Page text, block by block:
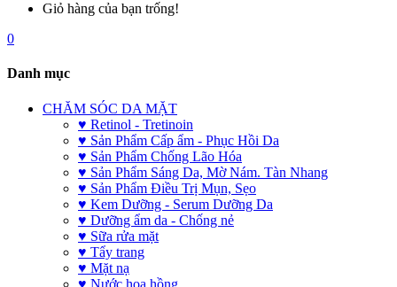
Giỏ hàng của bạn trống!
0
Danh mục
CHĂM SÓC DA MẶT
♥ Retinol - Tretinoin
♥ Sản Phẩm Cấp ẩm - Phục Hồi Da
♥ Sản Phẩm Chống Lão Hóa
♥ Sản Phẩm Sáng Da, Mờ Nám. Tàn Nhang
♥ Sản Phẩm Điều Trị Mụn, Sẹo
♥ Kem Dưỡng - Serum Dưỡng Da
♥ Dưỡng ẩm da - Chống nẻ
♥ Sữa rửa mặt
♥ Tẩy trang
♥ Mặt nạ
♥ Nước hoa hồng